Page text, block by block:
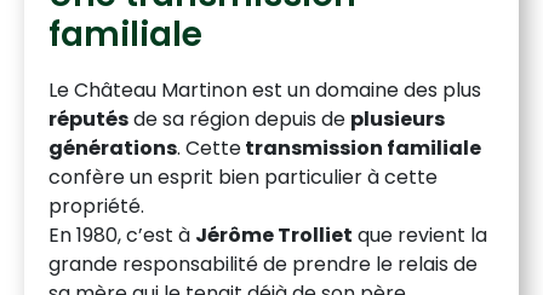
familiale
Le Château Martinon est un domaine des plus
réputésde sa région depuis de plusieurs
générations. Cettetransmission familiale
confère un esprit bien particulier à cette
propriété.
En 1980, c’est à Jérôme Trolliet que revient la
grande responsabilité de prendre le relais de